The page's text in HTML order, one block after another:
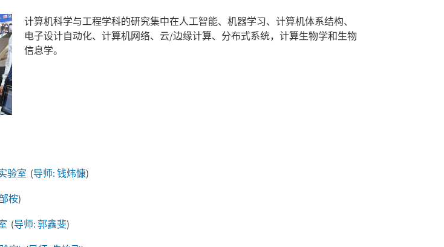
计算机科学与工程学科的研究集中在人工智能、机器学习、计算机体系结构、
电子设计自动化、计算机网络、云/边缘计算、分布式系统，计算生物学和生物
信息学。
验室 (导师: 钱炜慷)
桉)
(导师: 郭鑫斐)